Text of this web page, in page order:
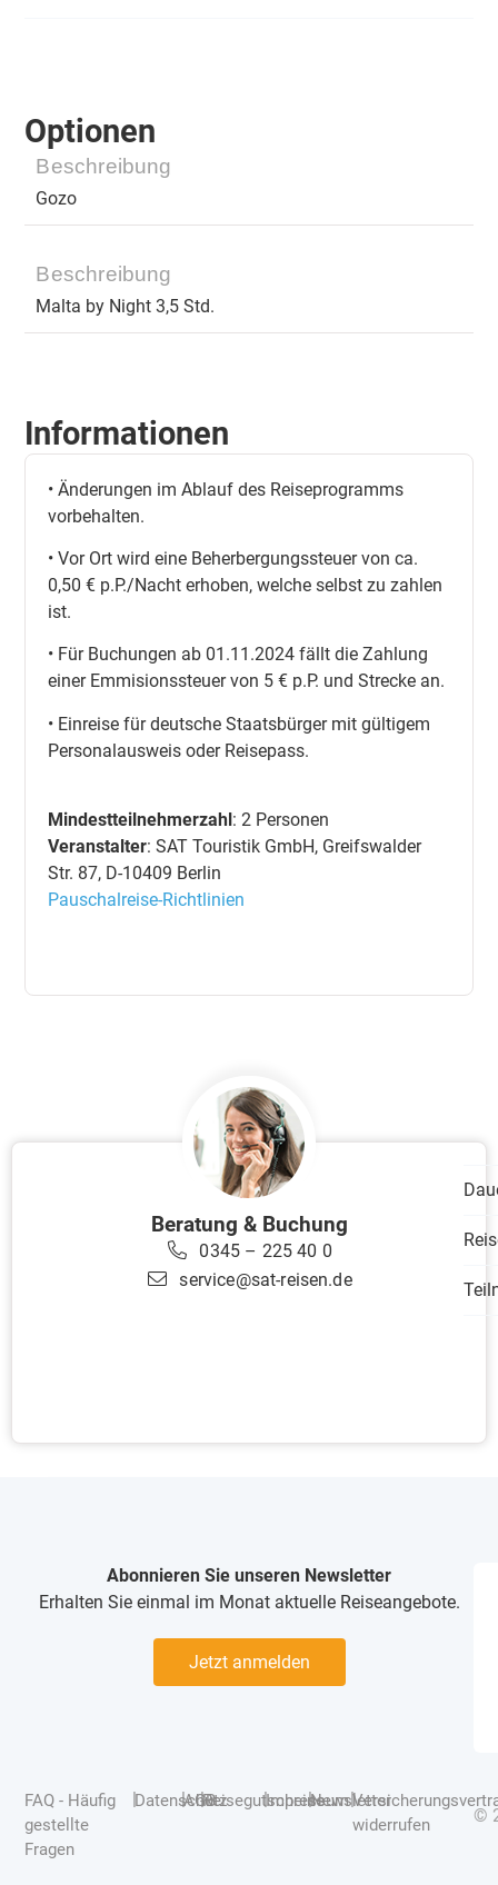
Optionen
Beschreibung
Gozo
Beschreibung
Malta by Night 3,5 Std.
Informationen
• Änderungen im Ablauf des Reiseprogramms
vorbehalten.
• Vor Ort wird eine Beherbergungssteuer von ca.
0,50 € p.P./Nacht erhoben, welche selbst zu zahlen
ist.
• Für Buchungen ab 01.11.2024 fällt die Zahlung
einer Emmisionssteuer von 5 € p.P. und Strecke an.
• Einreise für deutsche Staatsbürger mit gültigem
Personalausweis oder Reisepass.
Mindestteilnehmerzahl: 2 Personen
Veranstalter: SAT Touristik GmbH, Greifswalder
Str. 87, D-10409 Berlin
Pauschalreise-Richtlinien
Beratung & Buchung
0345 – 225 40 0
service@sat-reisen.de
Abonnieren Sie unseren Newsletter
Erhalten Sie einmal im Monat aktuelle Reiseangebote.
Jetzt anmelden
FAQ - Häufig
gestellte
Fragen
|Datenschutz
|AGB
|Reisegutscheine
|Impressum
|Newsletter
|
widerrufen
©